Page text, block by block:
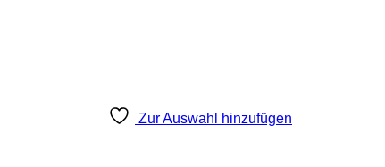
Zur Auswahl hinzufügen